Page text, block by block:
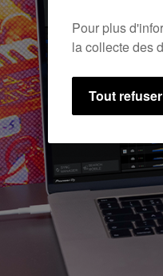
Pour plus
la collecte des
Tout refuser